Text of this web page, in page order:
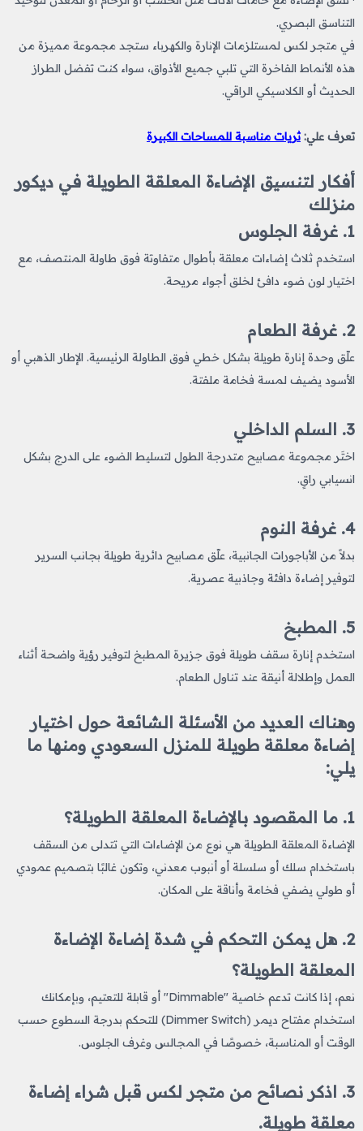
التناسق البصري.
في متجر لكس لمستلزمات الإنارة والكهرباء ستجد مجموعة مميزة من
هذه الأنماط الفاخرة التي تلبي جميع الأذواق، سواء كنت تفضل الطراز
الحديث أو الكلاسيكي الراقي.
تعرف علي:ثريات مناسبة للمساحات الكبيرة
أفكار لتنسيق الإضاءة المعلقة الطويلة في ديكور
منزلك
1. غرفة الجلوس
استخدم ثلاث إضاءات معلقة بأطوال متفاوتة فوق طاولة المنتصف، مع
اختيار لون ضوء دافئ لخلق أجواء مريحة.
2. غرفة الطعام
علّق وحدة إنارة طويلة بشكل خطي فوق الطاولة الرئيسية. الإطار الذهبي أو
الأسود يضيف لمسة فخامة ملفتة.
3. السلم الداخلي
اختَر مجموعة مصابيح متدرجة الطول لتسليط الضوء على الدرج بشكل
انسيابي راقٍ.
4. غرفة النوم
بدلاً من الأباجورات الجانبية، علّق مصابيح دائرية طويلة بجانب السرير
لتوفير إضاءة دافئة وجاذبية عصرية.
5. المطبخ
استخدم إنارة سقف طويلة فوق جزيرة المطبخ لتوفير رؤية واضحة أثناء
العمل وإطلالة أنيقة عند تناول الطعام.
وهناك العديد من الأسئلة الشائعة حول اختيار
إضاءة معلقة طويلة للمنزل السعودي ومنها ما
يلي:
1. ما المقصود بالإضاءة المعلقة الطويلة؟
الإضاءة المعلقة الطويلة هي نوع من الإضاءات التي تتدلى من السقف
باستخدام سلك أو سلسلة أو أنبوب معدني، وتكون غالبًا بتصميم عمودي
أو طولي يضفي فخامة وأناقة على المكان.
2. هل يمكن التحكم في شدة إضاءة الإضاءة
المعلقة الطويلة؟
نعم، إذا كانت تدعم خاصية "Dimmable" أو قابلة للتعتيم، وبإمكانك
استخدام مفتاح ديمر (Dimmer Switch) للتحكم بدرجة السطوع حسب
الوقت أو المناسبة، خصوصًا في المجالس وغرف الجلوس.
3. اذكر نصائح من متجر لكس قبل شراء إضاءة
معلقة طويلة.